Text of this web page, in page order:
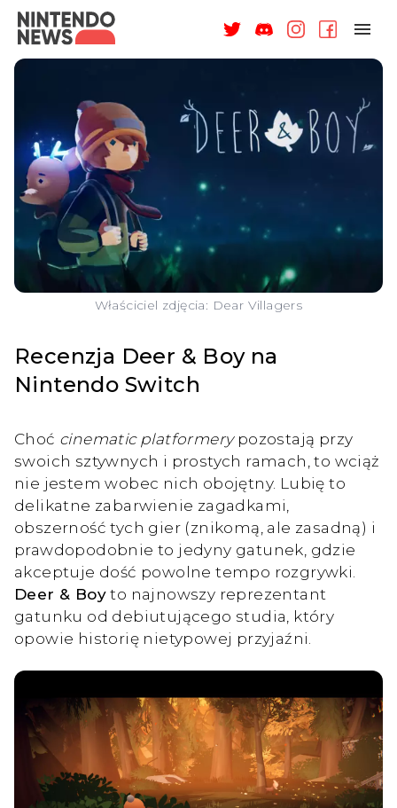
RECENZJE
ARTYKUŁY
WSPARCIE
O NAS
ZALOGUJ
Właściciel zdjęcia: Dear Villagers
Recenzja Deer & Boy na
Nintendo Switch
Choć cinematic platformerypozostają przy
swoich sztywnych i prostych ramach, to wciąż
nie jestem wobec nich obojętny. Lubię to
delikatne zabarwienie zagadkami,
obszerność tych gier (znikomą, ale zasadną) i
prawdopodobnie to jedyny gatunek, gdzie
akceptuje dość powolne tempo rozgrywki.
Deer & Boyto najnowszy reprezentant
gatunku od debiutującego studia, który
opowie historię nietypowej przyjaźni.